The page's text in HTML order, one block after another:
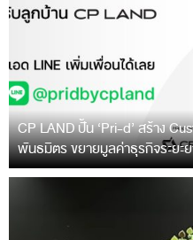
CP LAND ปั้น ‘Pri-d’ สร้าง
พันธมิตร ขยายมูลค่าธุรกิจระยะ